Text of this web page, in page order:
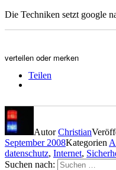
Die Techniken setzt google
verteilen oder merken
Teilen
AutorChristian
September 2008Kategorien
datenschutz, Internet,
Suchen nach: